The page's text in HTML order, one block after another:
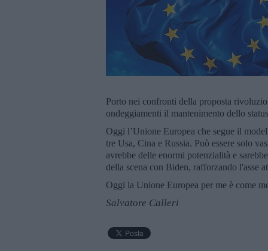
Porto nei confronti della proposta
ondeggiamenti il mantenimento dello
Oggi l’Unione Europea che segue il
tre Usa, Cina e Russia. Può essere solo
avrebbe delle enormi potenzialità e
della scena con Biden, rafforzando l'asse
Oggi la Unione Europea per me è come
Salvatore Calleri